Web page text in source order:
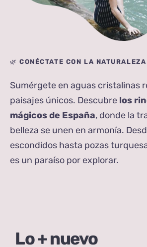
🌿CONÉCTATE CON LA NATURALEZA
Sumérgete en aguas cristalinas
paisajes únicos. Descubre los
mágicos de España, donde la
belleza se unen en armonía.
escondidos hasta pozas
es un paraíso por explorar.
Lo + nuevo